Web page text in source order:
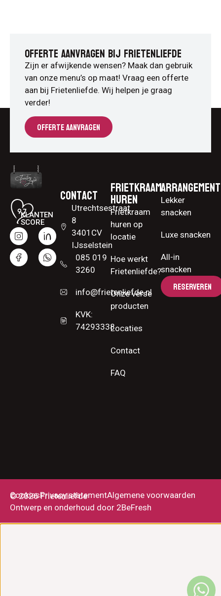
OFFERTE AANVRAGEN BIJ FRIETENLIEFDE
Zijn er afwijkende wensen? Maak dan gebruik
van onze menu’s op maat! Vraag een offerte
aan bij Frietenliefde. Wij helpen je graag
verder!
OFFERTE AANVRAGEN
KLANTEN
SCORE
Contact
Utrechtsestraat
8
3401CV
IJsselstein
085 019
3260
info@frietenliefde.nl
KVK:
74293338
Frietkraam
huren
Frietkraam
huren op
locatie
Hoe werkt
Frietenliefde?
Onze verse
producten
Locaties
Contact
FAQ
Lekker
snacken
Luxe snacken
All-in
snacken
RESERVEREN
© 2026 Frietenliefde
CookiesPrivacy statementAlgemene voorwaarden
Ontwerp en onderhoud door 2BeFresh